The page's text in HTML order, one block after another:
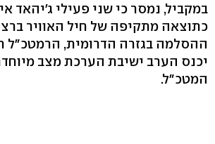
במקביל, נמסר כי שני פעילי ג'יהאד
כתוצאה מתקיפה של חיל האוויר
ההסלמה בגזרה הדרומית, הרמטכ"ל
יכנס הערב ישיבת הערכת מצב
המטכ"ל.